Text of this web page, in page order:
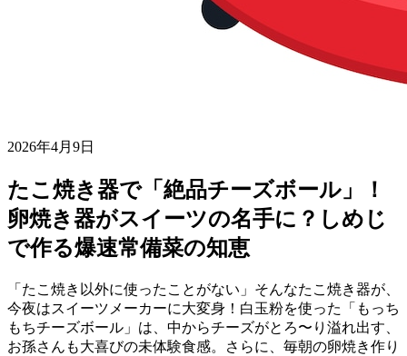
2026年4月9日
たこ焼き器で「絶品チーズボール」！
卵焼き器がスイーツの名手に？しめじ
で作る爆速常備菜の知恵
「たこ焼き以外に使ったことがない」そんなたこ焼き器が、
今夜はスイーツメーカーに大変身！白玉粉を使った「もっち
もちチーズボール」は、中からチーズがとろ〜り溢れ出す、
お孫さんも大喜びの未体験食感。さらに、毎朝の卵焼き作り